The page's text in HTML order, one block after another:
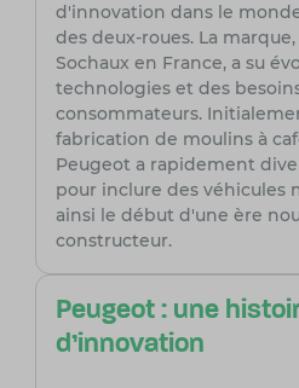
d'innovation dans le
des deux-roues. La marque,
Sochaux en France, a su
technologies et des
consommateurs.
fabrication de moulins à
Peugeot a rapidement
pour inclure des véhicules
ainsi le début d'une ère
constructeur.
Peugeot : une
d'innovation